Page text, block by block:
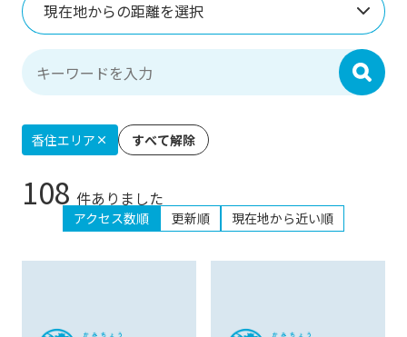
現在地からの距離を選択
検索
香住エリア すべて解除
108 件ありました
アクセス数順 更新順 現在地から近い順